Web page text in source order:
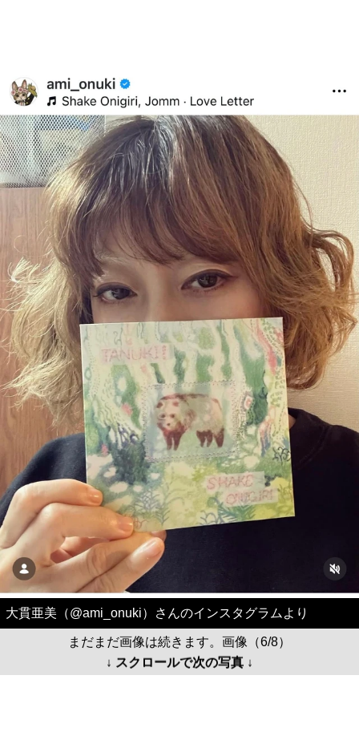
大貫亜美（@ami_onuki）さんのインスタグラムより
まだまだ画像は続きます。画像（6/8）
↓ スクロールで次の写真 ↓